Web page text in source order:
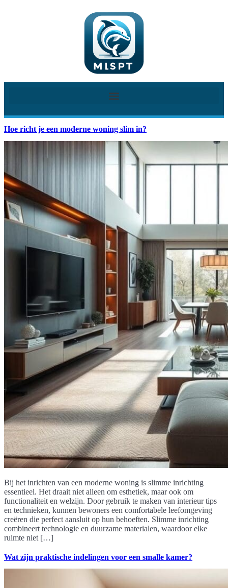
Hoe richt je een moderne woning slim in?
Bij het inrichten van een moderne woning is slimme inrichting
essentieel. Het draait niet alleen om esthetiek, maar ook om
functionaliteit en welzijn. Door gebruik te maken van interieur tips
en technieken, kunnen bewoners een comfortabele leefomgeving
creëren die perfect aansluit op hun behoeften. Slimme inrichting
combineert technologie en duurzame materialen, waardoor elke
ruimte niet […]
Wat zijn praktische indelingen voor een smalle kamer?